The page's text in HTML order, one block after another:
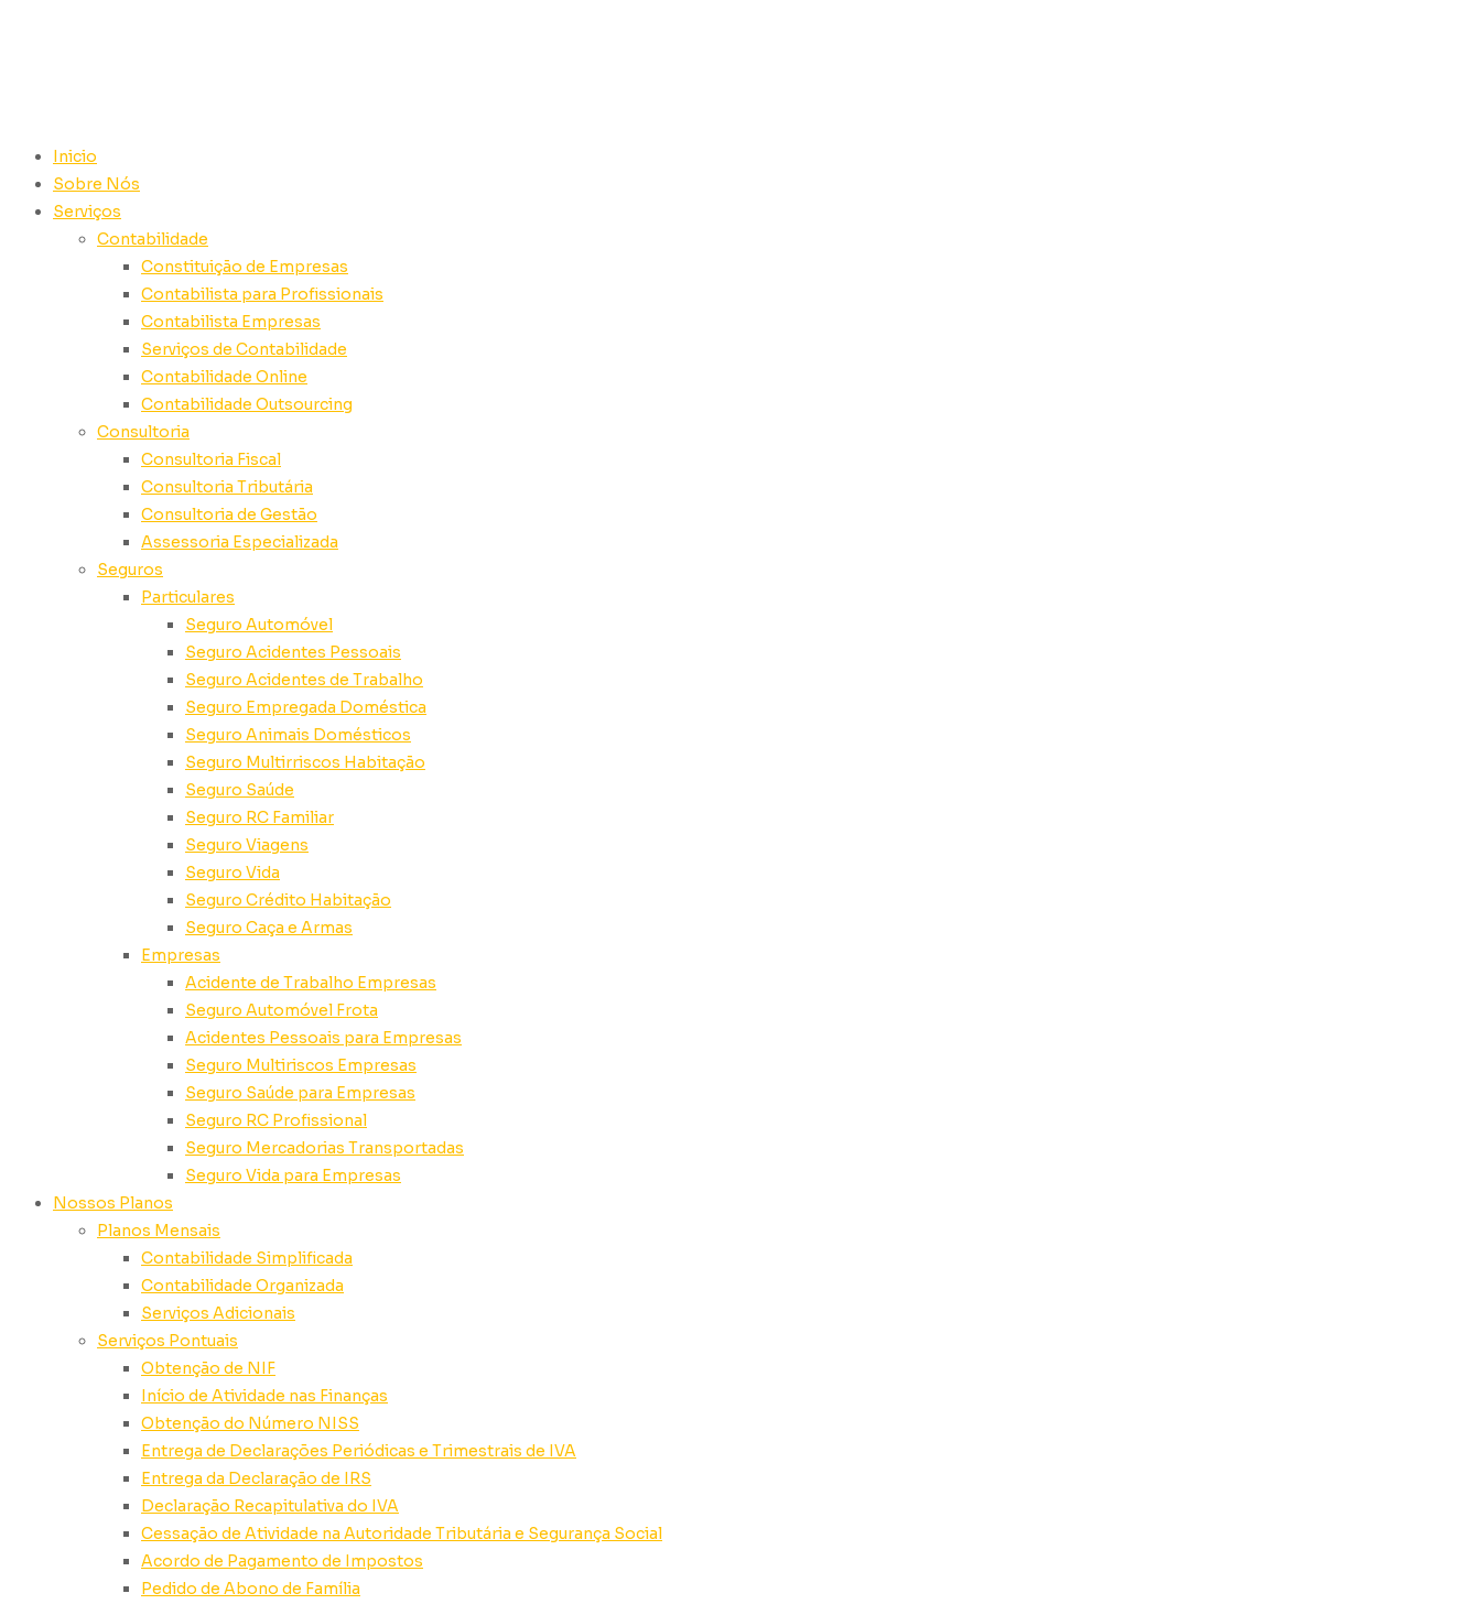
Inicio
Sobre Nós
Serviços
Contabilidade
Constituição de Empresas
Contabilista para Profissionais
Contabilista Empresas
Serviços de Contabilidade
Contabilidade Online
Contabilidade Outsourcing
Consultoria
Consultoria Fiscal
Consultoria Tributária
Consultoria de Gestão
Assessoria Especializada
Seguros
Particulares
Seguro Automóvel
Seguro Acidentes Pessoais
Seguro Acidentes de Trabalho
Seguro Empregada Doméstica
Seguro Animais Domésticos
Seguro Multirriscos Habitação
Seguro Saúde
Seguro RC Familiar
Seguro Viagens
Seguro Vida
Seguro Crédito Habitação
Seguro Caça e Armas
Empresas
Acidente de Trabalho Empresas
Seguro Automóvel Frota
Acidentes Pessoais para Empresas
Seguro Multiriscos Empresas
Seguro Saúde para Empresas
Seguro RC Profissional
Seguro Mercadorias Transportadas
Seguro Vida para Empresas
Nossos Planos
Planos Mensais
Contabilidade Simplificada
Contabilidade Organizada
Serviços Adicionais
Serviços Pontuais
Obtenção de NIF
Início de Atividade nas Finanças
Obtenção do Número NISS
Entrega de Declarações Periódicas e Trimestrais de IVA
Entrega da Declaração de IRS
Declaração Recapitulativa do IVA
Cessação de Atividade na Autoridade Tributária e Segurança Social
Acordo de Pagamento de Impostos
Pedido de Abono de Família